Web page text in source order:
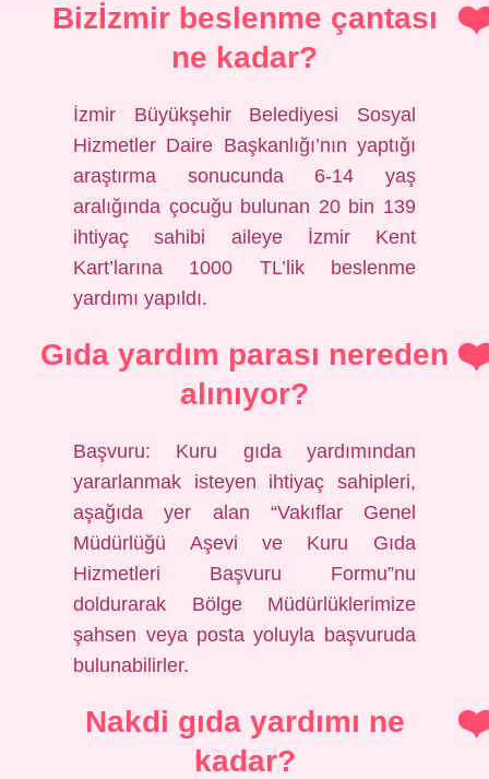
Bizİzmir beslenme çantası
ne kadar?
İzmir Büyükşehir Belediyesi Sosyal
Hizmetler Daire Başkanlığı’nın yaptığı
araştırma sonucunda 6-14 yaş
aralığında çocuğu bulunan 20 bin 139
ihtiyaç sahibi aileye İzmir Kent
Kart’larına 1000 TL’lik beslenme
yardımı yapıldı.
Gıda yardım parası nereden
alınıyor?
Başvuru: Kuru gıda yardımından
yararlanmak isteyen ihtiyaç sahipleri,
aşağıda yer alan “Vakıflar Genel
Müdürlüğü Aşevi ve Kuru Gıda
Hizmetleri Başvuru Formu”nu
doldurarak Bölge Müdürlüklerimize
şahsen veya posta yoluyla başvuruda
bulunabilirler.
Nakdi gıda yardımı ne
kadar?